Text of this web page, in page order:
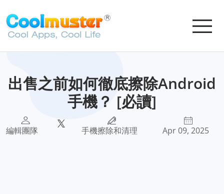
出售之前如何徹底擦除Android
手機？ [必讀]
編輯團隊 手機擦除和清理 Apr 09, 2025